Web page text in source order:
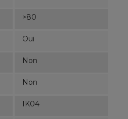
>80
Oui
Non
Non
IK04